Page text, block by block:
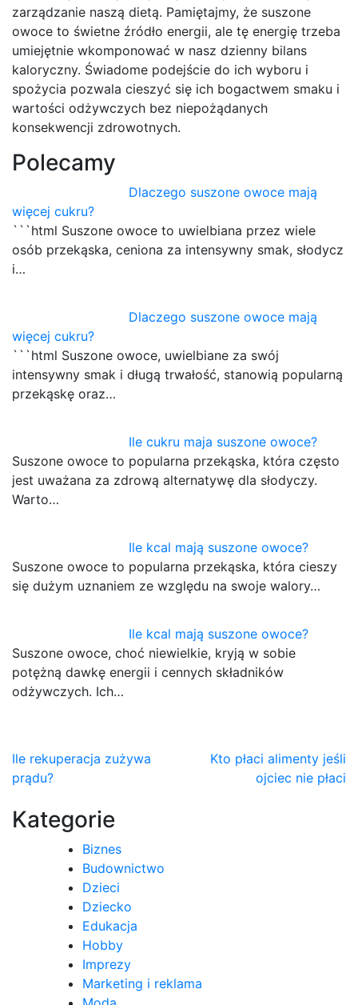
zarządzanie naszą dietą. Pamiętajmy, że suszone
owoce to świetne źródło energii, ale tę energię trzeba
umiejętnie wkomponować w nasz dzienny bilans
kaloryczny. Świadome podejście do ich wyboru i
spożycia pozwala cieszyć się ich bogactwem smaku i
wartości odżywczych bez niepożądanych
konsekwencji zdrowotnych.
Polecamy
Dlaczego suszone owoce mają
więcej cukru?
```html Suszone owoce to uwielbiana przez wiele
osób przekąska, ceniona za intensywny smak, słodycz
i…
Dlaczego suszone owoce mają
więcej cukru?
```html Suszone owoce, uwielbiane za swój
intensywny smak i długą trwałość, stanowią popularną
przekąskę oraz…
Ile cukru maja suszone owoce?
Suszone owoce to popularna przekąska, która często
jest uważana za zdrową alternatywę dla słodyczy.
Warto…
Ile kcal mają suszone owoce?
Suszone owoce to popularna przekąska, która cieszy
się dużym uznaniem ze względu na swoje walory…
Ile kcal mają suszone owoce?
Suszone owoce, choć niewielkie, kryją w sobie
potężną dawkę energii i cennych składników
odżywczych. Ich…
Nawigacja
wpisu
Ile rekuperacja zużywa
prądu?
Kto płaci alimenty jeśli
ojciec nie płaci
Kategorie
Biznes
Budownictwo
Dzieci
Dziecko
Edukacja
Hobby
Imprezy
Marketing i reklama